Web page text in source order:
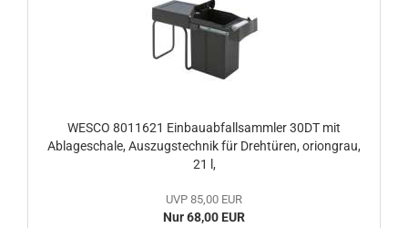
WESCO 8011621 Einbauabfallsammler 30DT mit
Ablageschale, Auszugstechnik für Drehtüren, oriongrau,
21 l,
UVP 85,00 EUR
Nur 68,00 EUR